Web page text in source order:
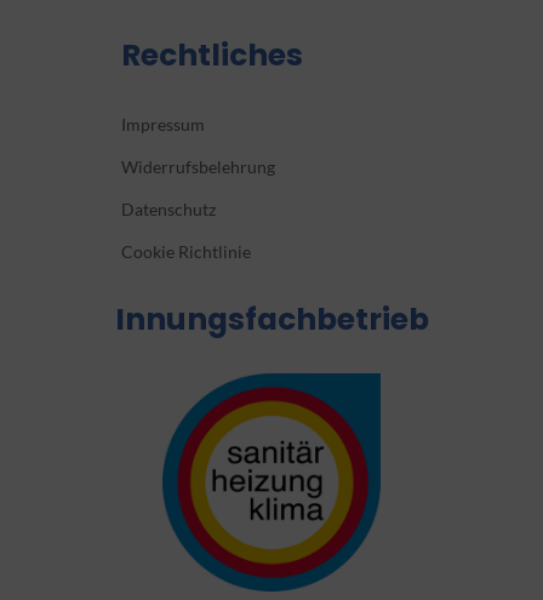
Rechtliches
Impressum
Widerrufsbelehrung
Datenschutz
Cookie Richtlinie
Innungsfachbetrieb